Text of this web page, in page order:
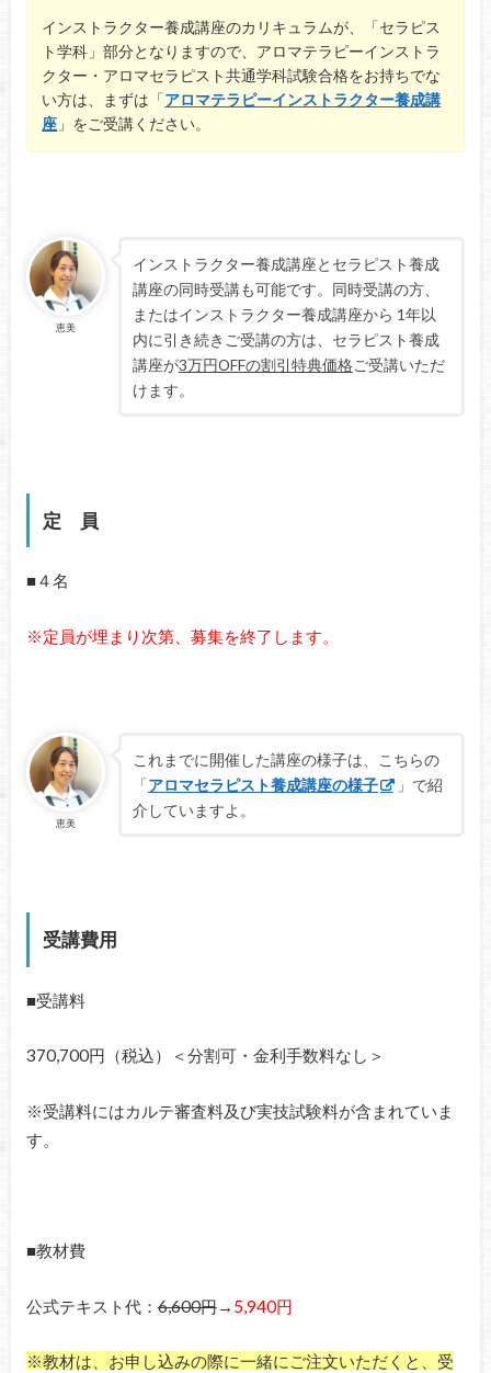
インストラクター養成講座のカリキュラムが、「セラピス
ト学科」部分となりますので、アロマテラピーインストラ
クター・アロマセラピスト共通学科試験合格をお持ちでな
い方は、まずは「アロマテラピーインストラクター養成講
座 」をご受講ください。
恵美
インストラクター養成講座とセラピスト養成
講座の同時受講も可能です。同時受講の方、
またはインストラクター養成講座から 1年以
内に引き続きご受講の方は、セラピスト養成
講座が3万円OFFの割引特典価格ご受講いただ
けます。
定 員
■４名
※定員が埋まり次第、募集を終了します。
恵美
これまでに開催した講座の様子は、こちらの
「アロマセラピスト養成講座の様子
」で紹
介していますよ。
受講費用
■受講料
370,700円（税込）＜分割可・金利手数料なし＞
※受講料にはカルテ審査料及び実技試験料が含まれていま
す。
■教材費
公式テキスト代：6,600円→ 5,940円
※教材は、お申し込みの際に一緒にご注文いただくと、受